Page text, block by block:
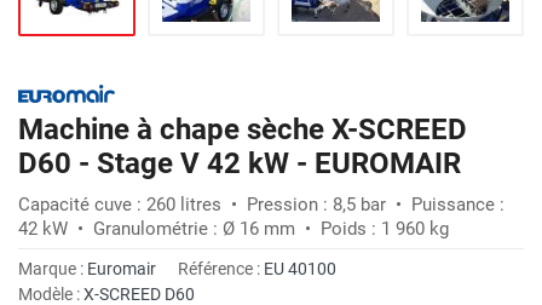
Machine à chape sèche X-SCREED
D60 - Stage V 42 kW - EUROMAIR
Capacité cuve : 260 litres • Pression : 8,5 bar • Puissance :
42 kW • Granulométrie : Ø 16 mm • Poids : 1 960 kg
Marque : Euromair Référence : EU 40100
Modèle :X-SCREED D60